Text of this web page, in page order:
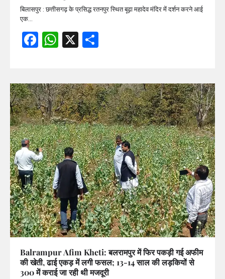
बिलासपुर : छत्तीसगढ़ के प्रसिद्ध रतनपुर स्थित बूढ़ा महादेव मंदिर में दर्शन करने आई
एक…
Facebook
WhatsApp
X
Balrampur Afim Kheti: बलरामपुर में फिर पकड़ी गई अफीम
की खेती, ढाई एकड़ में लगी फसल; 13-14 साल की लड़कियों से
300 में कराई जा रही थी मजदूरी